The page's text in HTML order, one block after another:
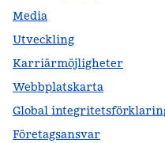
Media
Utveckling
Karriärmöjligheter
Webbplatskarta
Global
Företagsansvar